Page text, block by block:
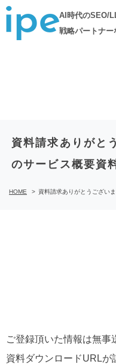
Skip
AI時代のSEO/
戦略パートナー
資料請求ありがと
のサービス概要資
HOME > 資料請求ありがとうござい
ご登録頂いた情報は無事
資料ダウンロードURLが